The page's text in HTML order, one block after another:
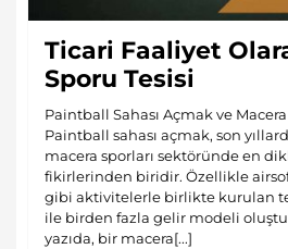
Ticari Faaliyet
Sporu Tesisi
Paintball Sahası Açmak ve
Paintball sahası açmak, son
macera sporları sektöründe en
fikirlerinden biridir. Özellikle
gibi aktivitelerle birlikte kurulan
ile birden fazla gelir modeli
yazıda, bir macera[...]